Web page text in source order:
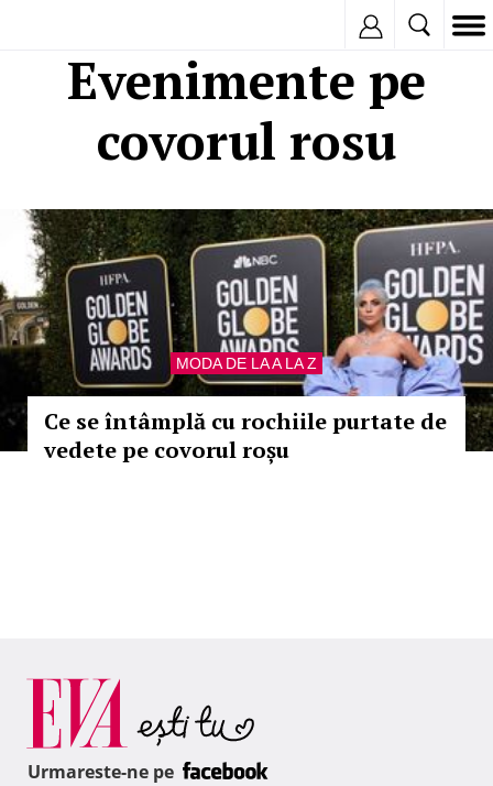
Evenimente pe
covorul rosu
MODA DE LA A LA Z
Ce se întâmplă cu rochiile purtate de
vedete pe covorul roșu
Urmareste-ne pe